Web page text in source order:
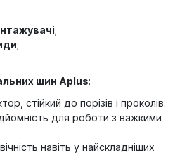
;
;
шин Aplus:
стійкий до порізів і проколів.
для роботи з важкими
навіть у найскладніших